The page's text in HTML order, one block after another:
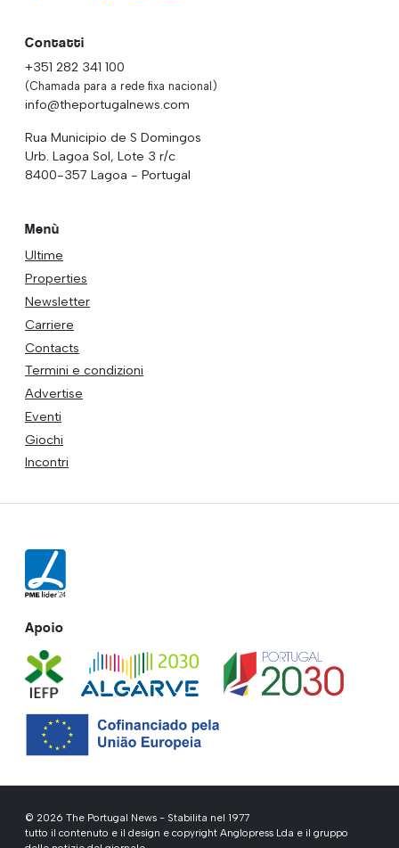
Contatti
+351 282 341 100
(Chamada para a rede fixa nacional)
info@theportugalnews.com
Rua Municipio de S Domingos
Urb. Lagoa Sol, Lote 3 r/c
8400-357 Lagoa - Portugal
Menù
Ultime
Properties
Newsletter
Carriere
Contacts
Termini e condizioni
Advertise
Eventi
Giochi
Incontri
Apoio
© 2026 The Portugal News - Stabilita nel 1977
tutto il contenuto e il design e copyright Anglopress Lda e il gruppo